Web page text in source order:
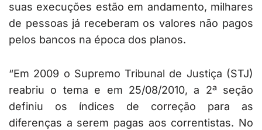
suas execuções estão em andamento, milhares
de pessoas já receberam os valores não pagos
pelos bancos na época dos planos.
“Em 2009 o Supremo Tribunal de Justiça (STJ)
reabriu o tema e em 25/08/2010, a 2ª seção
definiu os índices de correção para as
diferenças a serem pagas aos correntistas. No